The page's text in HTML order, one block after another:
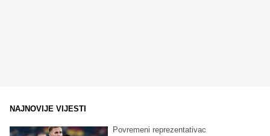
NAJNOVIJE VIJESTI
Povremeni reprezentativac